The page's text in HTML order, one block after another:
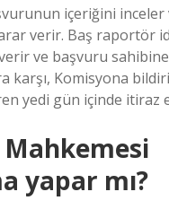
içeriğini inceler
verir. Baş raportör
ve başvuru
karşı, Komisyona
yedi gün içinde itiraz
yapar mı?